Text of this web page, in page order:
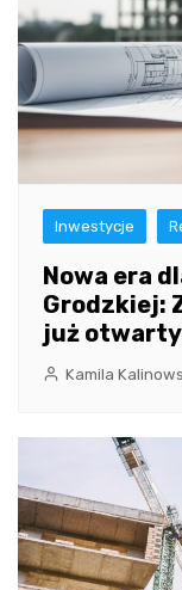
Inwestycje
Nowa era
Grodzkiej:
już
Kamila